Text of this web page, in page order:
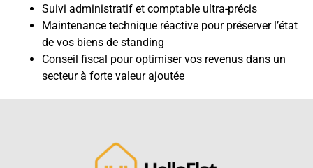
Suivi administratif et comptable ultra-précis
Maintenance technique réactive pour préserver l’état
de vos biens de standing
Conseil fiscal pour optimiser vos revenus dans un
secteur à forte valeur ajoutée